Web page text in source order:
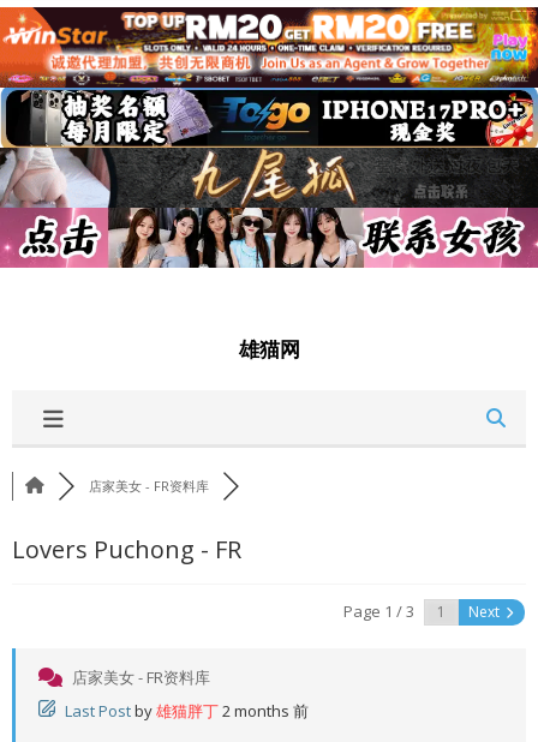
雄猫网
店家美女 - FR资料库
Lovers Puchong - FR
Page 1 / 3 Next
店家美女 - FR资料库
Last Postby雄猫胖丁2 months 前